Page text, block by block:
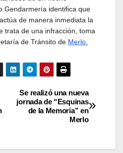
Gendarmería identifica que
de manera inmediata la
trata de una infracción, toma
de Tránsito de Merlo.
Se realizó una nueva
jornada de “Esquinas
de la Memoria” en
Merlo